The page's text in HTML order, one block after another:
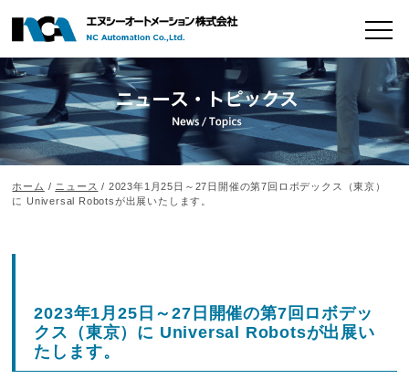
ホーム / ニュース / 2023年1月25日～27日開催の第7回ロボデックス（東京）
に Universal Robotsが出展いたします。
2023年1月25日～27日開催の第7回ロボデッ
クス（東京）に Universal Robotsが出展い
たします。